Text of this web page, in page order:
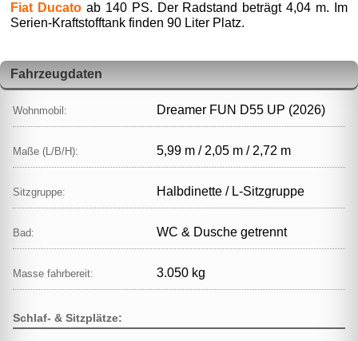
Fiat Ducatoab 140 PS. Der Radstand beträgt 4,04 m. Im
Serien-Kraftstofftank finden 90 Liter Platz.
Fahrzeugdaten
Wohnmobil: Dreamer FUN D55 UP (2026)
Maße (L/B/H): 5,99 m / 2,05 m / 2,72 m
Sitzgruppe: Halbdinette / L‑Sitzgruppe
Bad: WC & Dusche getrennt
Masse fahrbereit: 3.050 kg
Schlaf- & Sitzplätze: